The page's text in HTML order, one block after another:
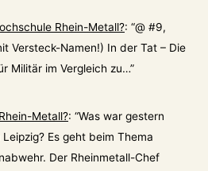
Rhein-Metall?: “@ #9,
Versteck-Namen!) In der Tat – Die
Militär im Vergleich zu…”
Metall?: “Was war gestern
Es geht beim Thema
Der Rheinmetall-Chef